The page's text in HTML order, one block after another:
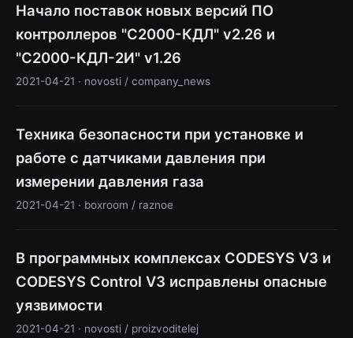
Начало поставок новых версий ПО
контроллеров "С2000-КДЛ" v2.26 и
"С2000-КДЛ-2И" v1.26
2021-04-21 · novosti / company_news
Техника безопасности при установке и
работе с датчиками давления при
измерении давления газа
2021-04-21 · boxroom / raznoe
В программных комплексах CODESYS V3 и
CODESYS Control V3 исправлены опасные
уязвимости
2021-04-21 · novosti / proizvoditelej